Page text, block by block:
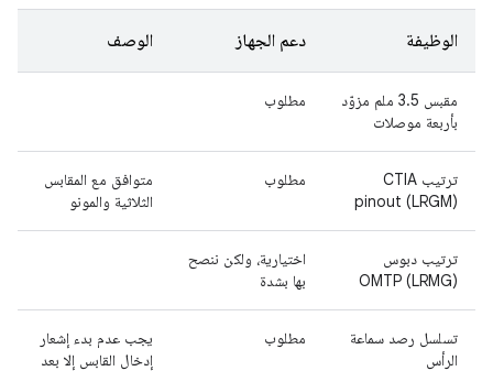
الوظيفة دعم الجهاز الوصف
مقبس 3.5 ملم مزوّد
بأربعة موصلات
مطلوب
ترتيب CTIA
pinout (LRGM)
مطلوب
متوافق مع المقابس
الثلاثية والمونو
ترتيب دبوس
OMTP (LRMG)
اختيارية، ولكن ننصح
بها بشدة
تسلسل رصد سماعة
الرأس
مطلوب
يجب عدم بدء إشعار
إدخال القابس إلا بعد